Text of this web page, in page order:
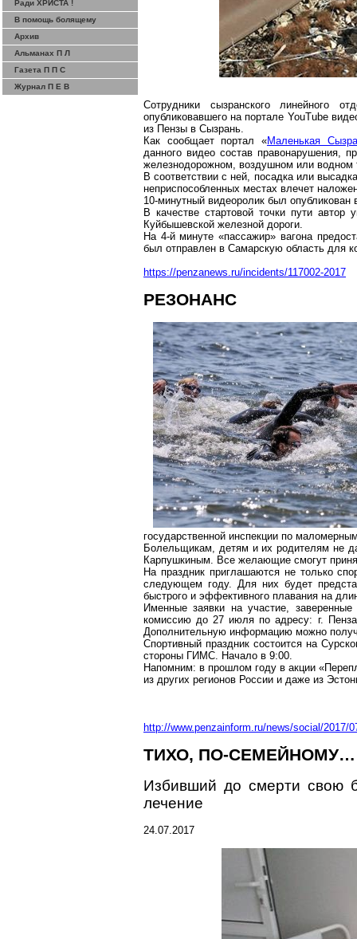
Ради ХРИСТА !
В помощь болящему
Архив
Альманах П Л
Газета П П С
Журнал П Е В
Сотрудники сызранскоголинейного
опубликовавшего на портале YouTube
из Пензы в Сызрань.
Как сообщает портал «Маленькая
данного видео состав правонарушения,
железнодорожном, воздушном или водном
В соответствии с ней, посадка или
неприспособленных местах влечет
10-минутный видеоролик был
В качестве стартовой точки пути автор
Куйбышевской железной дороги.
На 4-й минуте «пассажир» вагона
был отправлен в Самарскую область для
https://penzanews.ru/incidents/117002-2017
РЕЗОНАНС
государственной инспекции по
Болельщикам, детям и их родителям не
Карпушкиным. Все желающие смогут
На праздник приглашаются не только
следующем году. Для них будет
быстрого и эффективного плавания на
Именные заявки на участие,
комиссию до 27 июля по адресу: г.
Дополнительную информацию можно
Спортивный праздник состоится на
стороны ГИМС. Начало в 9:00.
Напомним: в прошлом году в акции
из других регионов России и даже из
http://www.penzainform.ru/news/social/2017/
ТИХО, ПО-СЕМЕЙНОМУ…
Избивший до смерти свою
лечение
24.07.2017